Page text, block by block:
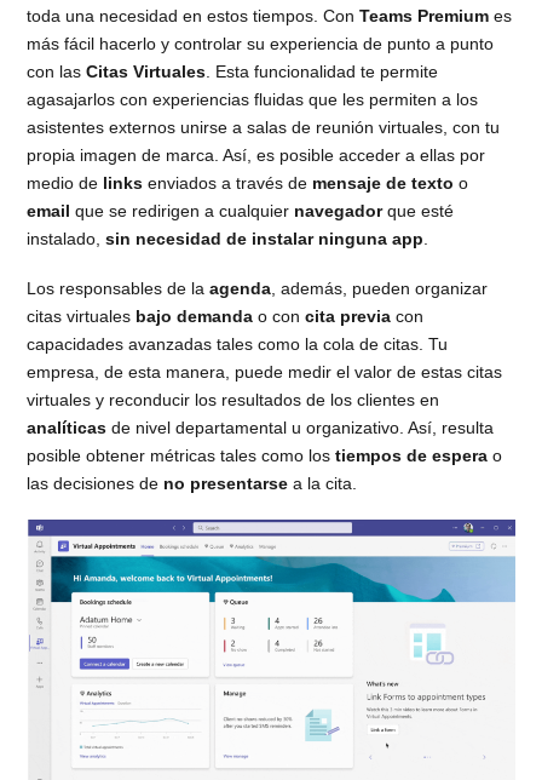
toda una necesidad en estos tiempos. ConTeams Premium es
más fácil hacerlo y controlar su experiencia de punto a punto
con lasCitas Virtuales . Esta funcionalidad te permite
agasajarlos con experiencias fluidas que les permiten a los
asistentes externos unirse a salas de reunión virtuales, con tu
propia imagen de marca. Así, es posible acceder a ellas por
medio de linksenviados a través de mensaje de texto o
email que se redirigen a cualquier navegadorque esté
instalado,sin necesidad de instalar ninguna app
Los responsables de laagenda , además, pueden organizar
citas virtuales bajo demandao concita previa con
capacidades avanzadas tales como la cola de citas. Tu
empresa, de esta manera, puede medir el valor de estas citas
virtuales y reconducir los resultados de los clientes en
analíticas de nivel departamental u organizativo. Así, resulta
posible obtener métricas tales como lostiempos de espera o
las decisiones de no presentarse a la cita.